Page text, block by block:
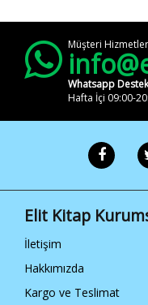
Müşteri
Whatsapp
Hafta İçi 09:00-
Elit Kitap
İletişim
Hakkımızda
Kargo ve Teslimat